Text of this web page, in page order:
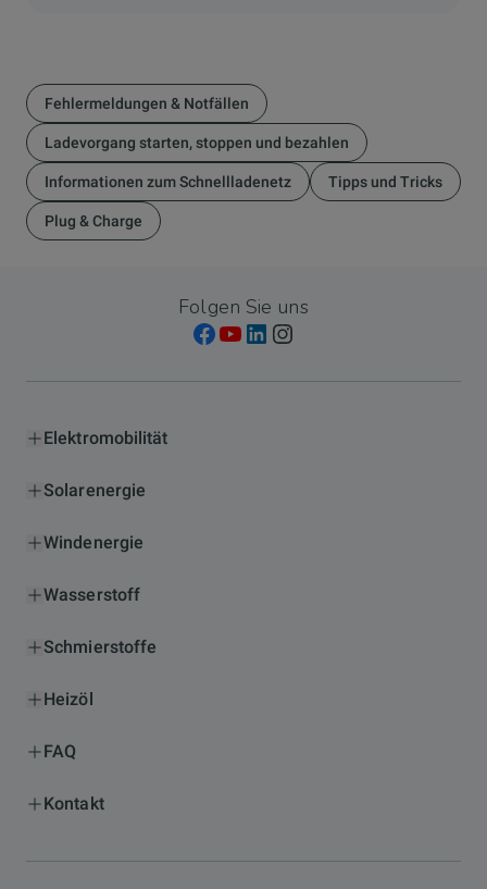
Fehlermeldungen & Notfällen
Ladevorgang starten, stoppen und bezahlen
Informationen zum Schnellladenetz Tipps und Tricks
Plug & Charge
Folgen Sie uns
Elektromobilität
Solarenergie
Windenergie
Wasserstoff
Schmierstoffe
Heizöl
FAQ
Kontakt